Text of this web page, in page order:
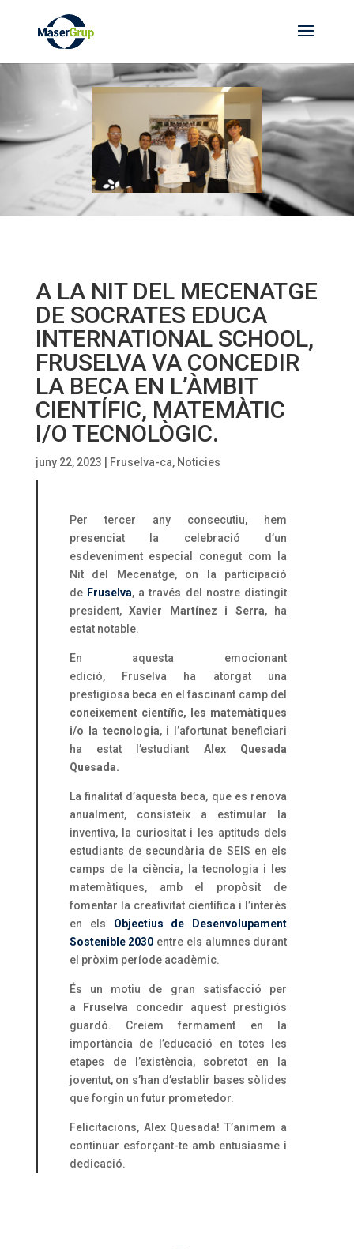
A LA NIT DEL MECENATGE
DE SOCRATES EDUCA
INTERNATIONAL SCHOOL,
FRUSELVA VA CONCEDIR
LA BECA EN L’ÀMBIT
CIENTÍFIC, MATEMÀTIC
I/O TECNOLÒGIC.
juny 22, 2023 Fruselva-ca, Noticies
Per tercer any consecutiu, hem
presenciat la celebració d’un
esdeveniment especial conegut com la
Nit del Mecenatge, on la participació
de Fruselva, a través del nostre distingit
president,Xavier Martínez i Serra, ha
estat notable.
En aquesta emocionant
edició, Fruselva ha atorgat una
prestigiosa beca en el fascinant camp del
coneixement científic, les matemàtiques
i/o la tecnologia, i l’afortunat beneficiari
ha estat l’estudiant Alex Quesada
Quesada.
La finalitat d’aquesta beca, que es renova
anualment, consisteix a estimular la
inventiva, la curiositat i les aptituds dels
estudiants de secundària de SEIS en els
camps de la ciència, la tecnologia i les
matemàtiques, amb el propòsit de
fomentar la creativitat científica i l’interès
en els Objectius de Desenvolupament
Sostenible 2030 entre els alumnes durant
el pròxim període acadèmic.
És un motiu de gran satisfacció per
a
Fruselva concedir aquest prestigiós
guardó. Creiem fermament en la
importància de l’educació en totes les
etapes de l’existència, sobretot en la
joventut, on s’han d’establir bases sòlides
que forgin un futur prometedor.
Felicitacions, Alex Quesada! T’animem a
continuar esforçant-te amb entusiasme i
dedicació.